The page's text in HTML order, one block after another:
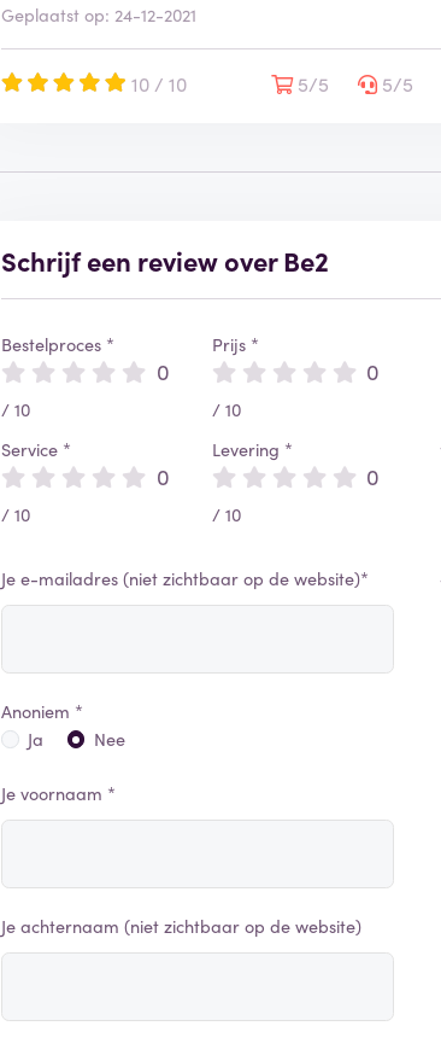
r
d
Geplaatst op: 24-12-2021
10 / 10 5/5 5/5
Schrijf een review over Be2
Bestelproces *
0
/ 10
Service *
0
/ 10
Prijs *
0
/ 10
Levering *
0
/ 10
Je e-mailadres (niet zichtbaar op de website)*
Anoniem *
Ja
Nee
Je voornaam *
Je achternaam (niet zichtbaar op de website)